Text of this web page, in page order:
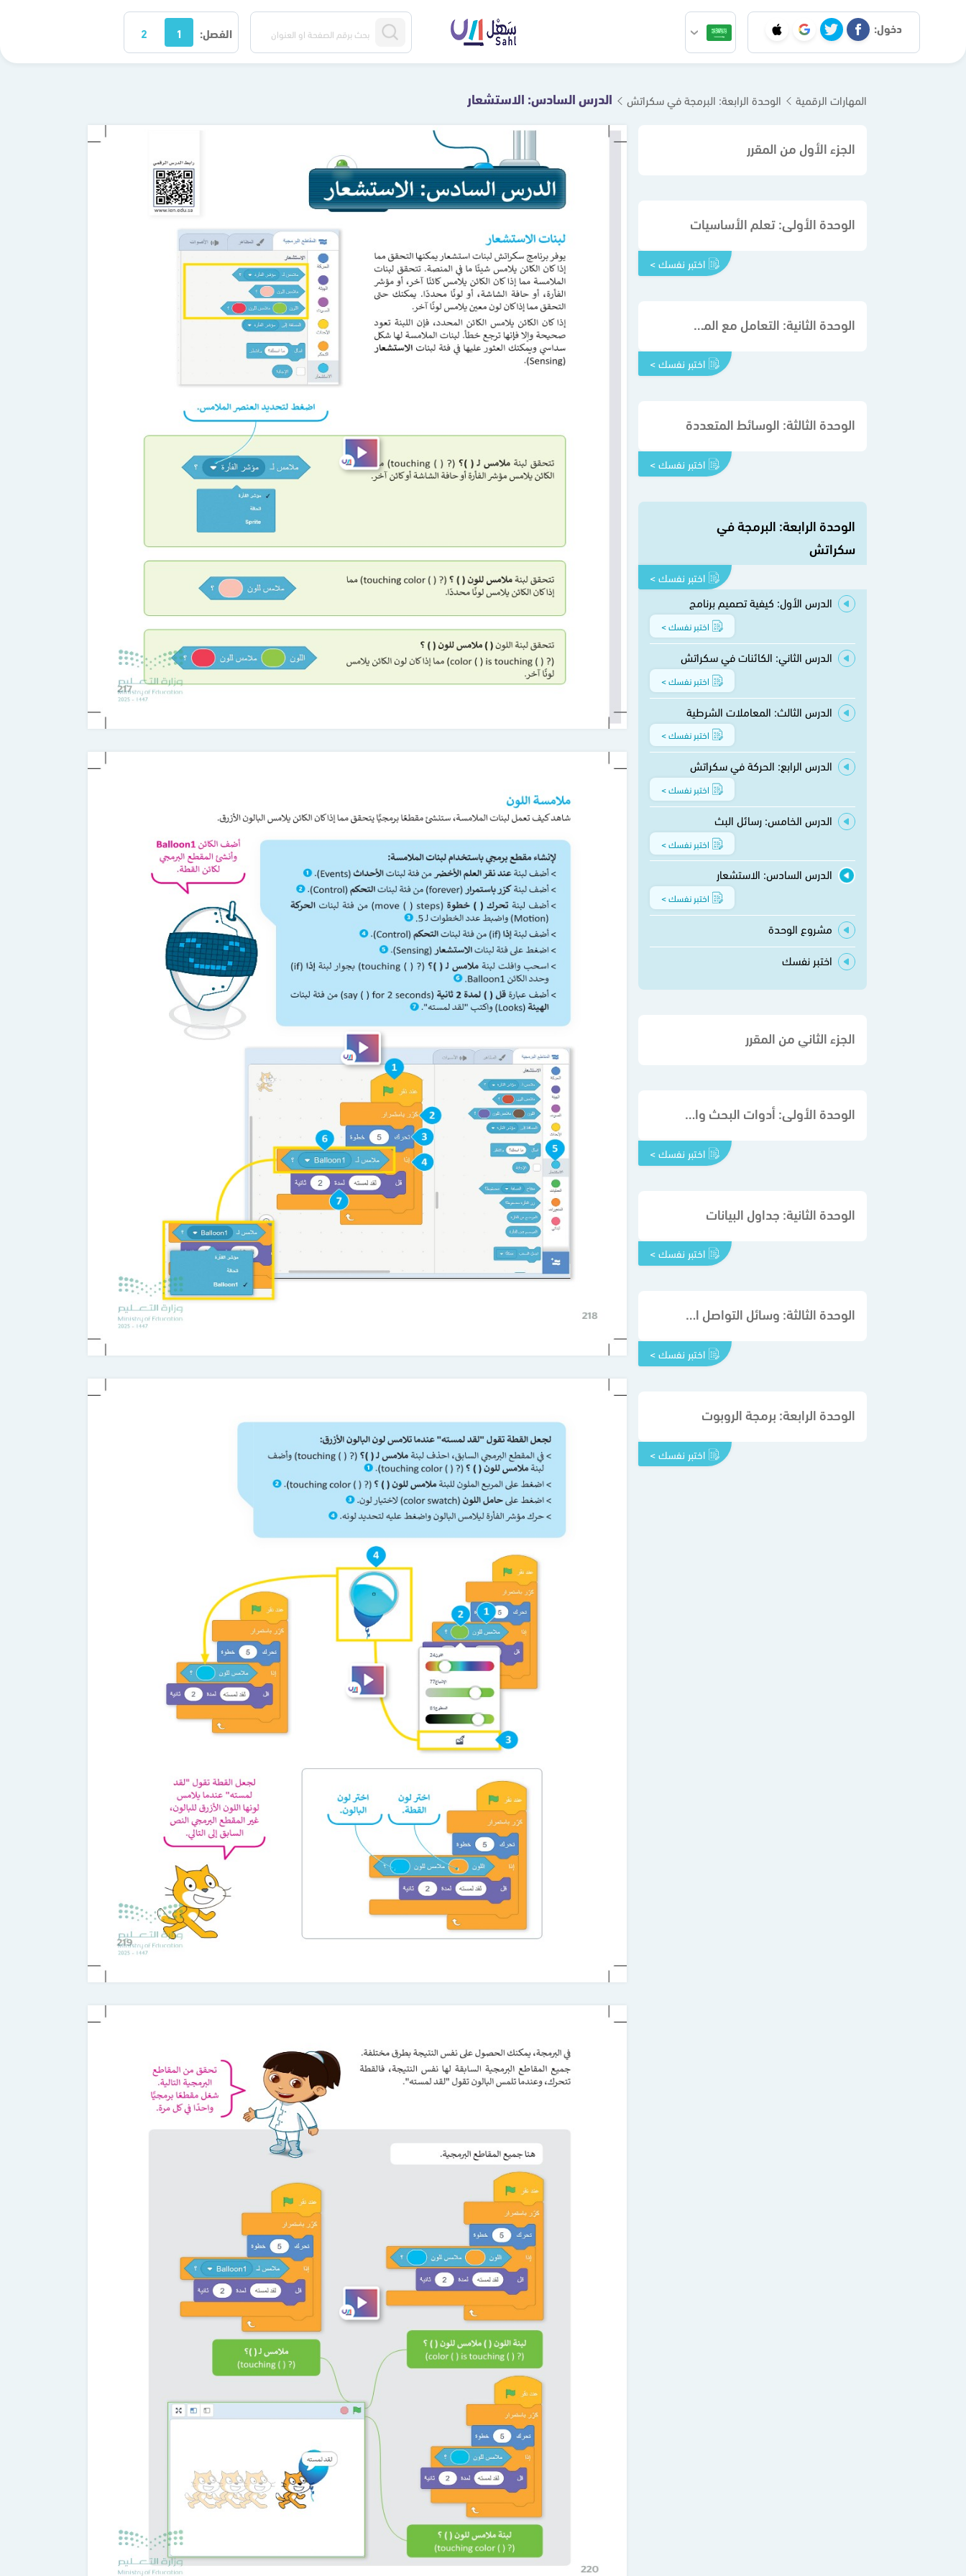
دخول: الفصل: 1
2
المهارات الرقمية الوحدة الرابعة: البرمجة في سكراتش الدرس السادس: الاستشعار
الجزء الأول من المقرر
الوحدة الأولى: تعلم الأساسيات
اختبر نفسك >
الوحدة الثانية: التعامل مع المستندات
اختبر نفسك >
الوحدة الثالثة: الوسائط المتعددة
اختبر نفسك >
الوحدة الرابعة: البرمجة في
سكراتش
اختبر نفسك >
الدرس الأول: كيفية تصميم برنامج
اختبر نفسك >
الدرس الثاني: الكائنات في سكراتش
اختبر نفسك >
الدرس الثالث: المعاملات الشرطية
اختبر نفسك >
الدرس الرابع: الحركة في سكراتش
اختبر نفسك >
الدرس الخامس: رسائل البث
اختبر نفسك >
الدرس السادس: الاستشعار
اختبر نفسك >
مشروع الوحدة
اختبر نفسك
الجزء الثاني من المقرر
الوحدة الأولى: أدوات البحث والاتصال ومشاركة الملفات
اختبر نفسك >
الوحدة الثانية: جداول البيانات
اختبر نفسك >
الوحدة الثالثة: وسائل التواصل الاجتماعي
اختبر نفسك >
الوحدة الرابعة: برمجة الروبوت
اختبر نفسك >